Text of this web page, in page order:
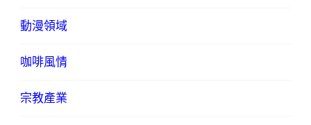
動漫領域
咖啡風情
宗教產業